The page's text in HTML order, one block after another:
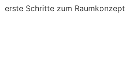
erste Schritte zum Raumkonzept